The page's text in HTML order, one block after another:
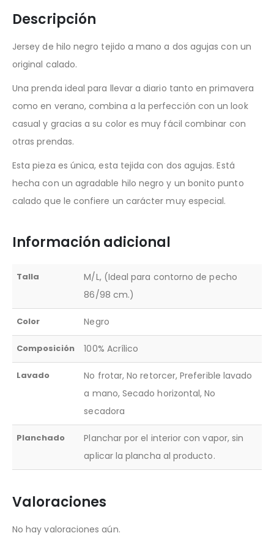
Descripción
Jersey de hilo negro tejido a mano a dos agujas con un
original calado.
Una prenda ideal para llevar a diario tanto en primavera
como en verano, combina a la perfección con un look
casual y gracias a su color es muy fácil combinar con
otras prendas.
Esta pieza es única, esta tejida con dos agujas. Está
hecha con un agradable hilo negro y un bonito punto
calado que le confiere un carácter muy especial.
Información adicional
Talla
M/L, (Ideal para contorno de pecho
86/98 cm.)
Color Negro
Composición 100% Acrílico
Lavado
No frotar, No retorcer, Preferible lavado
a mano, Secado horizontal, No
secadora
Planchado
Planchar por el interior con vapor, sin
aplicar la plancha al producto.
Valoraciones
No hay valoraciones aún.